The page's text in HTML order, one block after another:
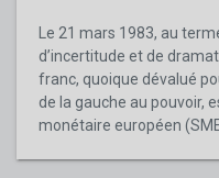
Le 21 mars 1983, au
d’incertitude et de
franc, quoique dévalué
de la gauche au pouvoir,
monétaire européen